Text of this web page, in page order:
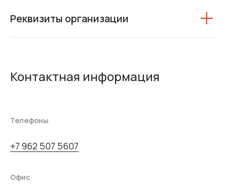
Реквизиты организации
Контактная информация
Телефоны
+7 962 507 5607
Офис